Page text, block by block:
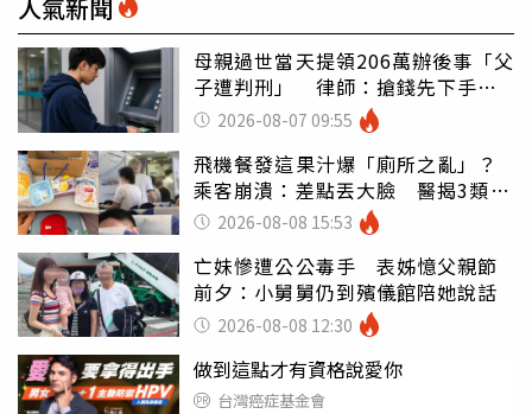
人氣新聞
母親過世當天提領206萬辦後事「父
子遭判刑」 律師：搶錢先下手是
罪 2026-08-07 09:55
飛機餐發這果汁爆「廁所之亂」？
乘客崩潰：差點丟大臉 醫揭3類人
別亂喝
2026-08-08 15:53
亡妹慘遭公公毒手 表姊憶父親節
前夕：小舅舅仍到殯儀館陪她說話
2026-08-08 12:30
做到這點才有資格說愛你
台灣癌症基金會